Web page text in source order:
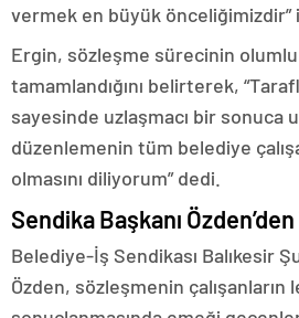
vermek en büyük önceliğimizdir”
Ergin, sözleşme sürecinin
tamamlandığını belirterek,
sayesinde uzlaşmacı bir sonuca
düzenlemenin tüm belediye
olmasını diliyorum” dedi.
Sendika Başkanı
Belediye-İş Sendikası Balıkesir
Özden, sözleşmenin çalışanların